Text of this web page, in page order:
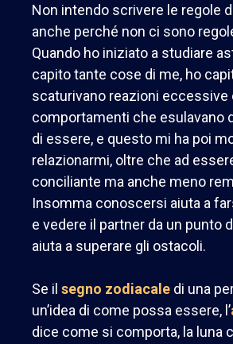
Non intendo scrivere le regole
anche perché non ci sono
Quando ho iniziato a studiare
capito tante cose di me, ho
scaturivano reazioni eccessive
comportamenti che esulavano
di essere, e questo mi ha poi
relazionarmi, oltre che ad
conciliante ma anche meno
Insomma conoscersi aiuta a
e vedere il partner da un punto
aiuta a superare gli ostacoli.
Se il segno zodiacale di una
un’idea di come possa essere, l’
dice come si comporta, la luna